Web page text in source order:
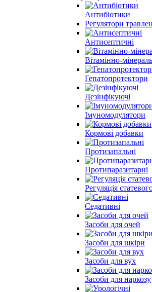
Антибіотики
Регулятори
Антисептичні
Вітамінно-
Гепатопротектори
Дезінфікуючі
Імуномодулятори
Кормові добавки
Протизапальні
Протипаразитарні
Регуляція
Cедативні
Засоби для очей
Засоби для шкіри
Засоби для вух
Засоби для наркозу